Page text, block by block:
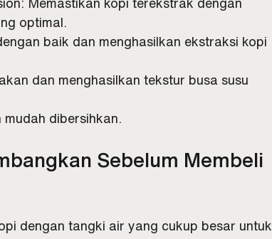
optimal.
baik dan menghasilkan ekstraksi kopi
dan menghasilkan tekstur busa susu
dibersihkan.
Sebelum Membeli
dengan tangki air yang cukup besar untuk